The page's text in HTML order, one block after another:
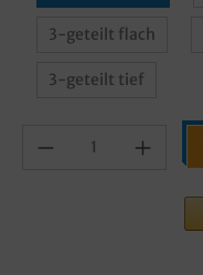
3-geteilt flach
3-geteilt tief